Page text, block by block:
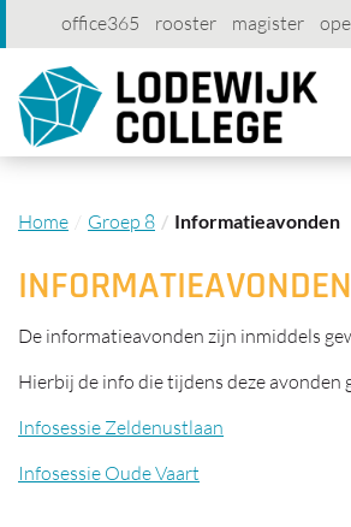
office365 rooster magister
account
contact printen
Home Groep 8 Informatieavonden
INFORMATIEAVONDEN
De informatieavonden zijn inmiddels
Hierbij de info die tijdens deze avonden
Infosessie Zeldenustlaan
Infosessie Oude Vaart